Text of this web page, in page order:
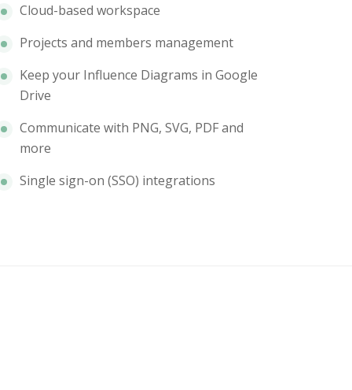
Cloud-based workspace
Projects and members management
Keep your Influence Diagrams in Google
Drive
Communicate with PNG, SVG, PDF and
more
Single sign-on (SSO) integrations